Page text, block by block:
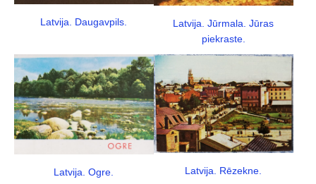
Latvija. Daugavpils.
Latvija. Jūrmala. Jūras
piekraste.
Latvija. Ogre. Latvija. Rēzekne.